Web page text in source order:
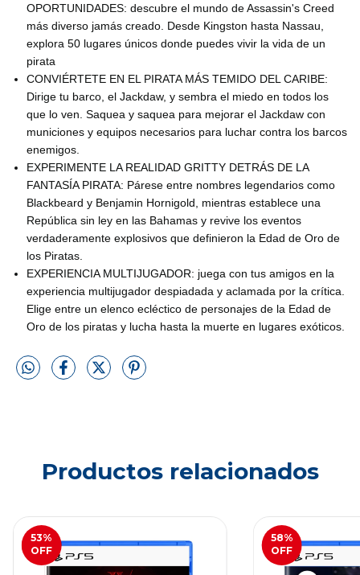
OPORTUNIDADES: descubre el mundo de Assassin's Creed
más diverso jamás creado. Desde Kingston hasta Nassau,
explora 50 lugares únicos donde puedes vivir la vida de un
pirata
CONVIÉRTETE EN EL PIRATA MÁS TEMIDO DEL CARIBE:
Dirige tu barco, el Jackdaw, y sembra el miedo en todos los
que lo ven. Saquea y saquea para mejorar el Jackdaw con
municiones y equipos necesarios para luchar contra los barcos
enemigos.
EXPERIMENTE LA REALIDAD GRITTY DETRÁS DE LA
FANTASÍA PIRATA: Párese entre nombres legendarios como
Blackbeard y Benjamin Hornigold, mientras establece una
República sin ley en las Bahamas y revive los eventos
verdaderamente explosivos que definieron la Edad de Oro de
los Piratas.
EXPERIENCIA MULTIJUGADOR: juega con tus amigos en la
experiencia multijugador despiadada y aclamada por la crítica.
Elige entre un elenco ecléctico de personajes de la Edad de
Oro de los piratas y lucha hasta la muerte en lugares exóticos.
Productos relacionados
53%
OFF
58%
OFF